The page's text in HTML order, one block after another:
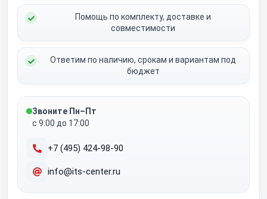
Помощь по комплекту, доставке и
совместимости
Ответим по наличию, срокам и вариантам под
бюджет
Звоните Пн–Пт
с 9:00 до 17:00
+7 (495) 424-98-90
info@its-center.ru